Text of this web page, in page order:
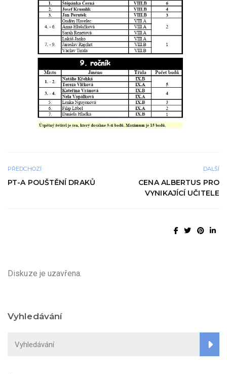
PŘEDCHOZÍ
PT-A POUŠTĚNÍ DRAKŮ
DALŠÍ
CENA ALBERTUS PRO
VYNIKAJÍCÍ UČITELE
Diskuze je uzavřena.
Vyhledávání